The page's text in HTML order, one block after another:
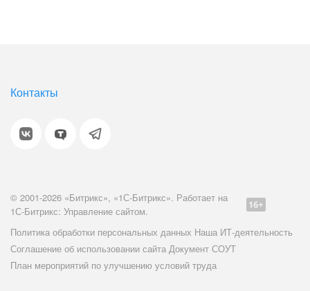
Контакты
© 2001-2026 «Битрикс», «1С-Битрикс». Работает на
1С-Битрикс: Управление сайтом.
Политика обработки персональных данных Наша ИТ-деятельность
Соглашение об использовании сайта Документ СОУТ
План мероприятий по улучшению условий труда